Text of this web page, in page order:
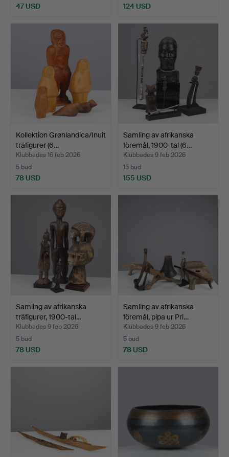
47 USD 124 USD
Kollektion Grønlandica/Inuit
träfigurer (6…
Klubbades 16 feb 2026
5 bud
78 USD
Samling av afrikanska
föremål, 1900-tal (6…
Klubbades 9 feb 2026
15 bud
155 USD
Samling av afrikanska
träfigurer, 1900-tal…
Klubbades 9 feb 2026
5 bud
78 USD
Samling av afrikanska
föremål, pipa ur Pri…
Klubbades 9 feb 2026
5 bud
78 USD